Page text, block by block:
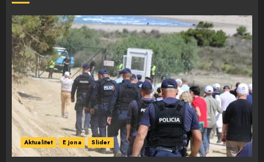
Aktualitet E jona Slider